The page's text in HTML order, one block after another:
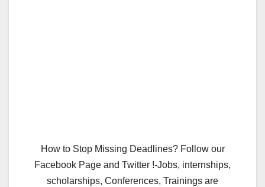
How to Stop Missing Deadlines? Follow our
Facebook Page and Twitter !-Jobs, internships,
scholarships, Conferences, Trainings are